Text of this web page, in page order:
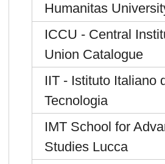
Humanitas
ICCU - Central
Union Catalogue
IIT - Istituto Italiano
Tecnologia
IMT School for
Studies Lucca